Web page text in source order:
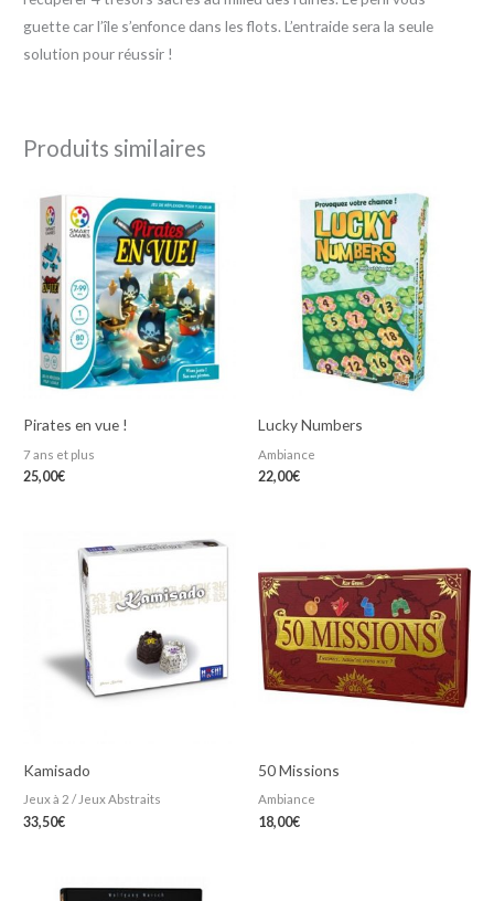
guette car l’île s’enfonce dans les flots. L’entraide sera la seule
solution pour réussir !
Produits similaires
Pirates en vue !
7 ans et plus
25,00€
Lucky Numbers
Ambiance
22,00€
Kamisado
Jeux à 2 / Jeux Abstraits
33,50€
50 Missions
Ambiance
18,00€